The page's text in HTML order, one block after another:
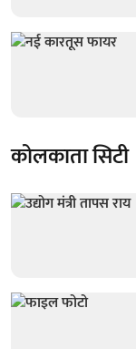
कोलकाता सिटी